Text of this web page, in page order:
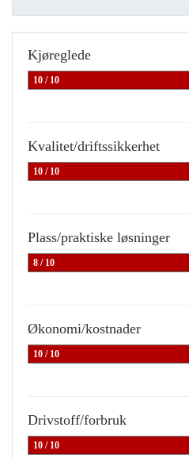
Kjøreglede
10 / 10
Kvalitet/driftssikkerhet
10 / 10
Plass/praktiske løsninger
8 / 10
Økonomi/kostnader
10 / 10
Drivstoff/forbruk
10 / 10